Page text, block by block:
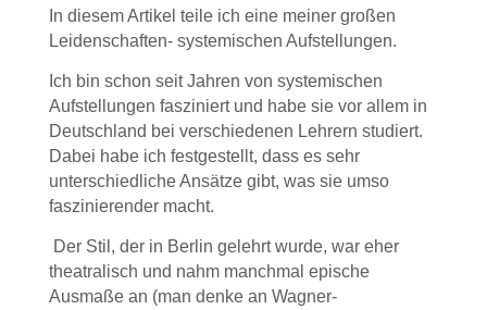
In diesem Artikel teile ich eine meiner großen
Leidenschaften- systemischen Aufstellungen.
Ich bin schon seit Jahren von systemischen
Aufstellungen fasziniert und habe sie vor allem in
Deutschland bei verschiedenen Lehrern studiert.
Dabei habe ich festgestellt, dass es sehr
unterschiedliche Ansätze gibt, was sie umso
faszinierender macht.
Der Stil, der in Berlin gelehrt wurde, war eher
theatralisch und nahm manchmal epische
Ausmaße an (man denke an Wagner-